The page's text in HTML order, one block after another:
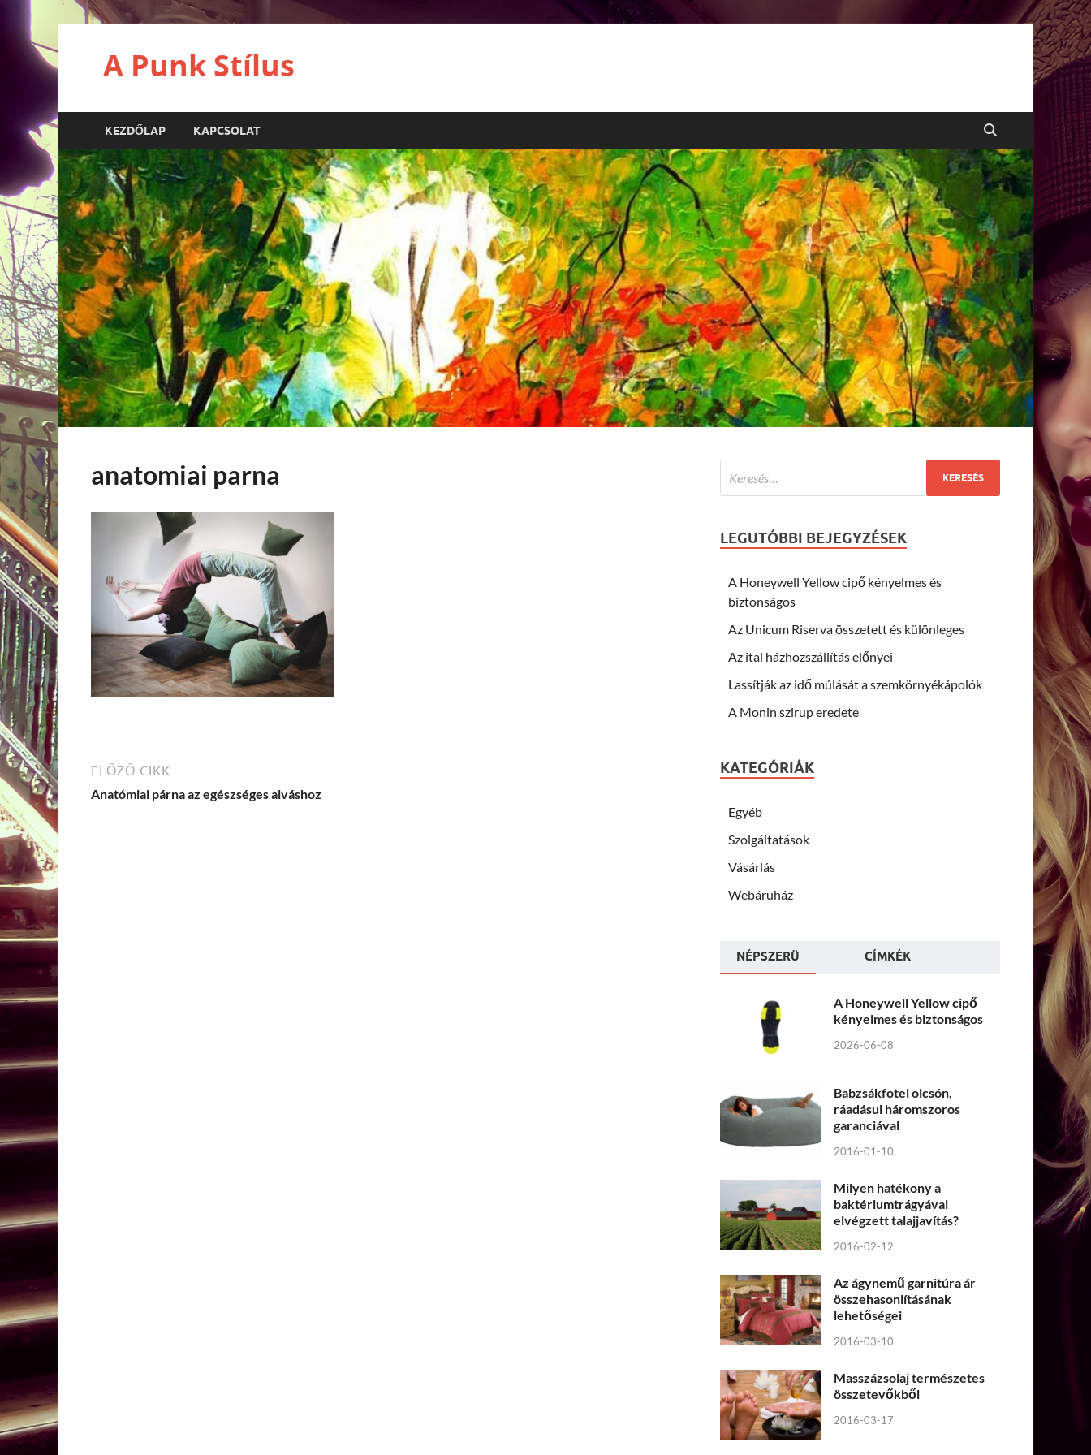
A Punk Stílus
KEZDŐLAP KAPCSOLAT
anatomiai parna
ELŐZŐ CIKK
Anatómiai párna az egészséges alváshoz
LEGUTÓBBI BEJEGYZÉSEK
A Honeywell Yellow cipő kényelmes és
biztonságos
Az Unicum Riserva összetett és különleges
Az ital házhozszállítás előnyei
Lassítják az idő múlását a szemkörnyékápolók
A Monin szirup eredete
KATEGÓRIÁK
Egyéb
Szolgáltatások
Vásárlás
Webáruház
NÉPSZERÜ CÍMKÉK
A Honeywell Yellow cipő
kényelmes és biztonságos
2026-06-08
Babzsákfotel olcsón,
ráadásul háromszoros
garanciával
2016-01-10
Milyen hatékony a
baktériumtrágyával
elvégzett talajjavítás?
2016-02-12
Az ágynemű garnitúra ár
összehasonlításának
lehetőségei
2016-03-10
Masszázsolaj természetes
összetevőkből
2016-03-17